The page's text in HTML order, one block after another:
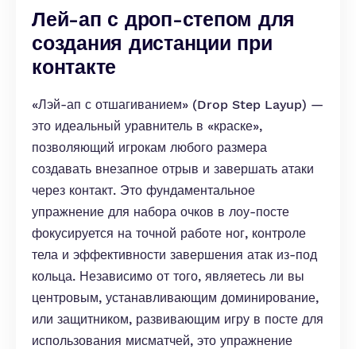
Лей-ап с дроп-степом для
создания дистанции при
контакте
«Лэй-ап с отшагиванием» (Drop Step Layup) —
это идеальный уравнитель в «краске»,
позволяющий игрокам любого размера
создавать внезапное отрыв и завершать атаки
через контакт. Это фундаментальное
упражнение для набора очков в лоу-посте
фокусируется на точной работе ног, контроле
тела и эффективности завершения атак из-под
кольца. Независимо от того, являетесь ли вы
центровым, устанавливающим доминирование,
или защитником, развивающим игру в посте для
использования мисматчей, это упражнение